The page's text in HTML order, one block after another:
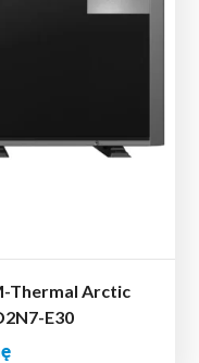
Thermal Arctic
E30